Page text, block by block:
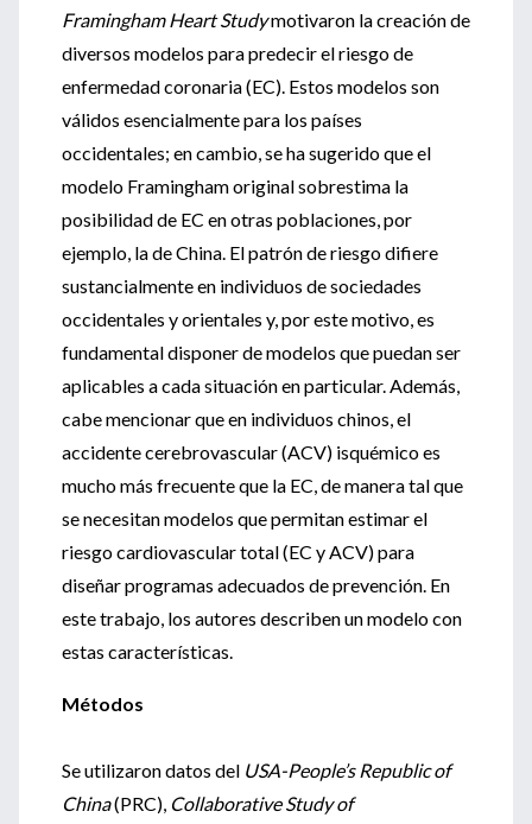
Framingham Heart Studymotivaron la creación de
diversos modelos para predecir el riesgo de
enfermedad coronaria (EC). Estos modelos son
válidos esencialmente para los países
occidentales; en cambio, se ha sugerido que el
modelo Framingham original sobrestima la
posibilidad de EC en otras poblaciones, por
ejemplo, la de China. El patrón de riesgo difiere
sustancialmente en individuos de sociedades
occidentales y orientales y, por este motivo, es
fundamental disponer de modelos que puedan ser
aplicables a cada situación en particular. Además,
cabe mencionar que en individuos chinos, el
accidente cerebrovascular (ACV) isquémico es
mucho más frecuente que la EC, de manera tal que
se necesitan modelos que permitan estimar el
riesgo cardiovascular total (EC y ACV) para
diseñar programas adecuados de prevención. En
este trabajo, los autores describen un modelo con
estas características.
Métodos
Se utilizaron datos del USA-People’s Republic of
China(PRC), Collaborative Study of